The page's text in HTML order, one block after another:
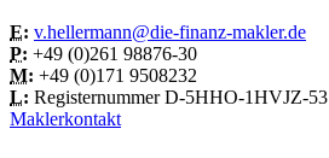
E: v.hellermann@die-finanz-makler.de
P: +49 (0)261 98876-30
M: +49 (0)171 9508232
L: Registernummer D-5HHO-1HVJZ-53
Maklerkontakt